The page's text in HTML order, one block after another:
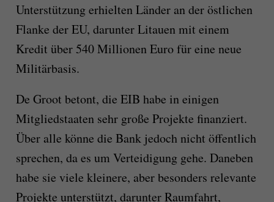
Unterstützung erhielten Länder an der östlichen
Flanke der EU, darunter Litauen mit einem
Kredit über 540 Millionen Euro für eine neue
Militärbasis.
De Groot betont, die EIB habe in einigen
Mitgliedstaaten sehr große Projekte finanziert.
Über alle könne die Bank jedoch nicht öffentlich
sprechen, da es um Verteidigung gehe. Daneben
habe sie viele kleinere, aber besonders relevante
Projekte unterstützt, darunter Raumfahrt,